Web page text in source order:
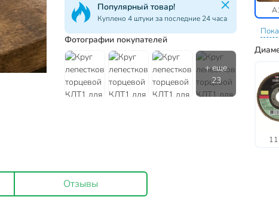
Популярный товар!
Куплено 4 штуки за последние 24 часа
Фотографии покупателей
Отзывы